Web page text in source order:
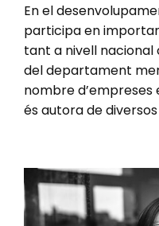
En el
participa en
tant a nivell
del departament
nombre d’empreses
és autora de